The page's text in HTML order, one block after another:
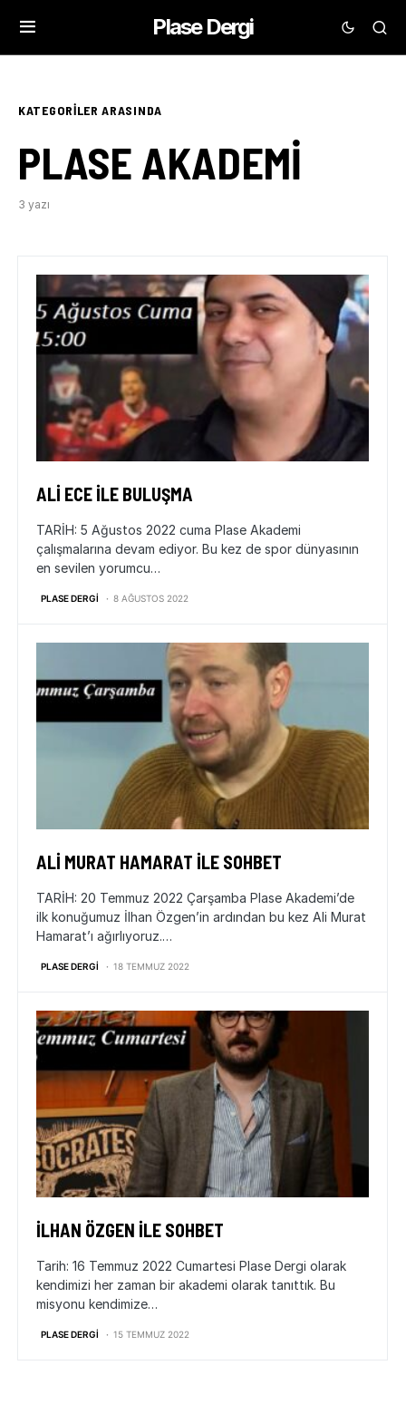
Plase Dergi
KATEGORILER ARASINDA
PLASE AKADEMI
3 yazı
ALI ECE ILE BULUŞMA
TARİH: 5 Ağustos 2022 cuma Plase Akademi
çalışmalarına devam ediyor. Bu kez de spor dünyasının
en sevilen yorumcu…
PLASE DERGI 8 AĞUSTOS 2022
ALI MURAT HAMARAT İLE SOHBET
TARİH: 20 Temmuz 2022 Çarşamba Plase Akademi’de
ilk konuğumuz İlhan Özgen’in ardından bu kez Ali Murat
Hamarat’ı ağırlıyoruz.…
PLASE DERGI 18 TEMMUZ 2022
İLHAN ÖZGEN ILE SOHBET
Tarih: 16 Temmuz 2022 Cumartesi Plase Dergi olarak
kendimizi her zaman bir akademi olarak tanıttık. Bu
misyonu kendimize…
PLASE DERGI 15 TEMMUZ 2022